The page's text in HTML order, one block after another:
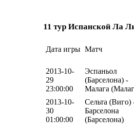
11 тур Испанской Ла
Дата игры Матч
2013-10-
29
23:00:00
Эспаньол
(Барселона) -
Малага
2013-10-
30
01:00:00
Сельта (Виго)
Барселона
(Барселона)